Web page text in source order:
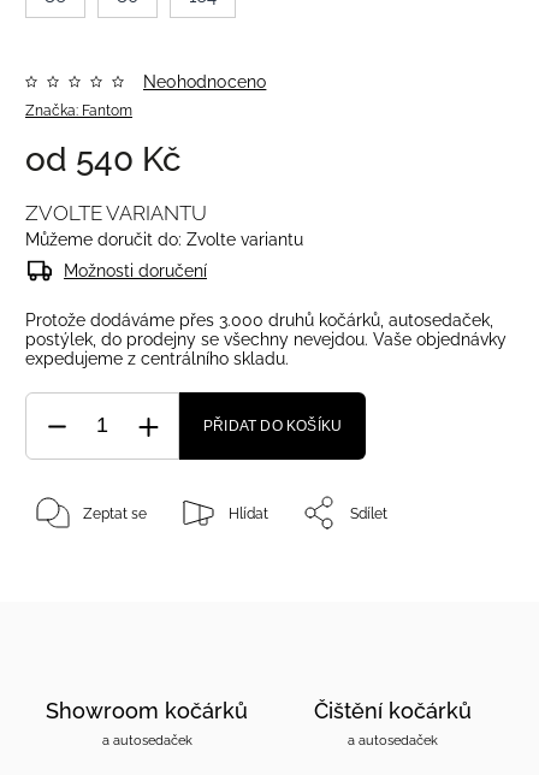
Značka: Fantom
Neohodnoceno
od 540 Kč
ZVOLTE VARIANTU
Můžeme doručit do: Zvolte variantu
Možnosti doručení
Protože dodáváme přes 3.000 druhů kočárků, autosedaček,
postýlek, do prodejny se všechny nevejdou. Vaše objednávky
expedujeme z centrálního skladu.
PŘIDAT DO KOŠÍKU
Zeptat se Hlídat Sdílet
Showroom kočárků
a autosedaček
Čištění kočárků
a autosedaček